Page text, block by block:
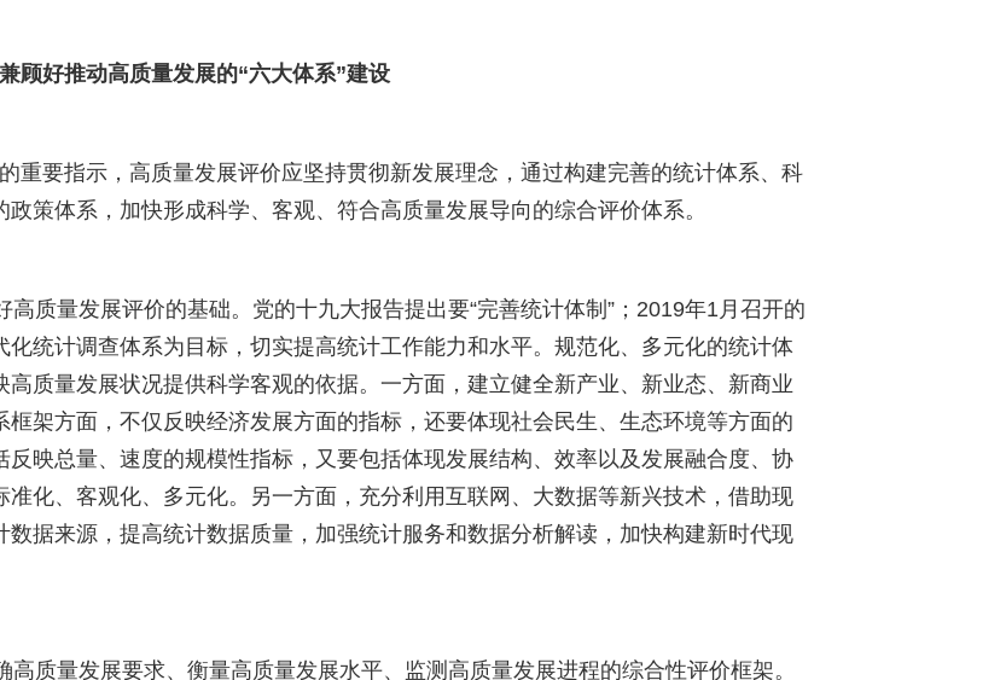
兼顾好推动高质量发展的“六大体系”建设
重要指示，高质量发展评价应坚持贯彻新发展理念，通过构建完善的统计体系、科
策体系，加快形成科学、客观、符合高质量发展导向的综合评价体系。
质量发展评价的基础。党的十九大报告提出要“完善统计体制”； 2019年1月召开的
统计调查体系为目标，切实提高统计工作能力和水平。规范化、多元化的统计体
质量发展状况提供科学客观的依据。一方面，建立健全新产业、新业态、新商业
架方面，不仅反映经济发展方面的指标，还要体现社会民生、生态环境等方面的
映总量、速度的规模性指标，又要包括体现发展结构、效率以及发展融合度、协
化、客观化、多元化。另一方面，充分利用互联网、大数据等新兴技术，借助现
据来源，提高统计数据质量，加强统计服务和数据分析解读，加快构建新时代现
质量发展要求、衡量高质量发展水平、监测高质量发展进程的综合性评价框架。